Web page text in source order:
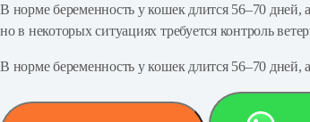
В норме беременность у кошек длится 56–70 дней,
но в некоторых ситуациях требуется контроль
В норме беременность у кошек длится 56–70 дней,